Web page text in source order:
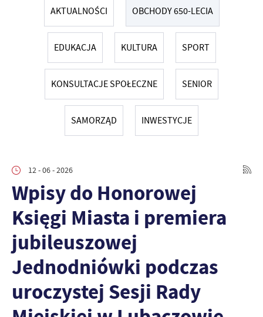
AKTUALNOŚCI OBCHODY 650-LECIA
EDUKACJA KULTURA SPORT
KONSULTACJE SPOŁECZNE SENIOR
SAMORZĄD INWESTYCJE
12 - 06 - 2026
Wpisy do Honorowej
Księgi Miasta i premiera
jubileuszowej
Jednodniówki podczas
uroczystej Sesji Rady